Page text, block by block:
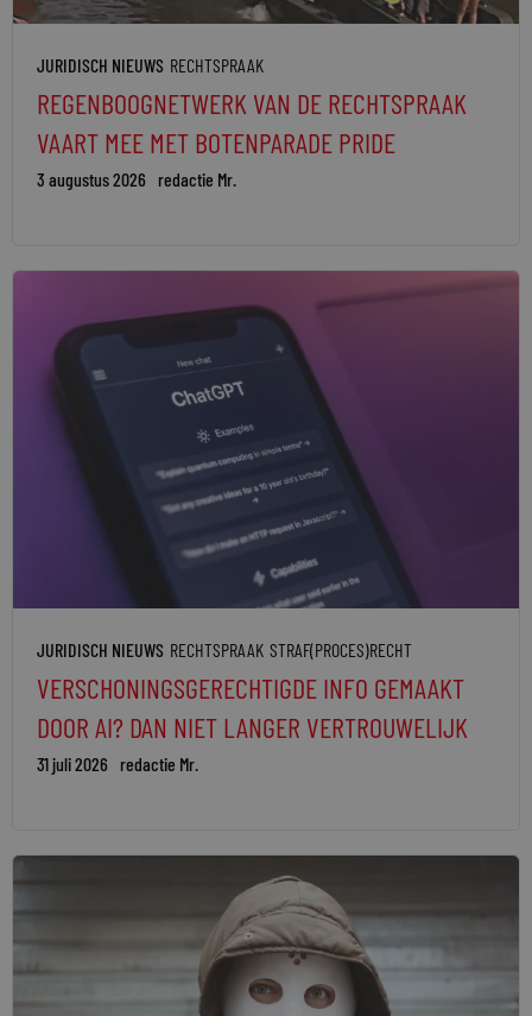
JURIDISCH NIEUWS RECHTSPRAAK
REGENBOOGNETWERK VAN DE RECHTSPRAAK
VAART MEE MET BOTENPARADE PRIDE
3 augustus 2026 redactie Mr.
JURIDISCH NIEUWS RECHTSPRAAK STRAF(PROCES)RECHT
VERSCHONINGSGERECHTIGDE INFO GEMAAKT
DOOR AI? DAN NIET LANGER VERTROUWELIJK
31 juli 2026 redactie Mr.